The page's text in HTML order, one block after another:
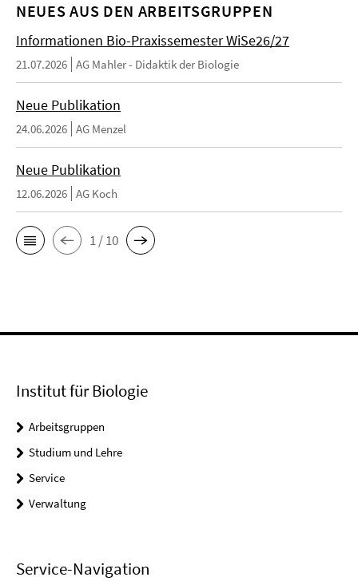
NEUES AUS DEN ARBEITSGRUPPEN
Informationen Bio-Praxissemester WiSe26/27
21.07.2026 AG Mahler - Didaktik der Biologie
Neue Publikation
24.06.2026 AG Menzel
Neue Publikation
12.06.2026 AG Koch
1 / 10
Institut für Biologie
Arbeitsgruppen
Studium und Lehre
Service
Verwaltung
Service-Navigation